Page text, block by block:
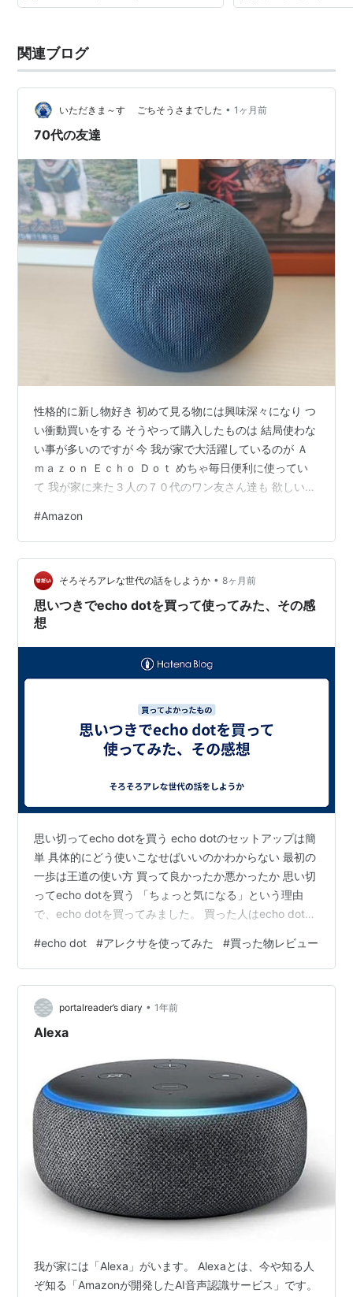
関連ブログ
いただきま～す ごちそうさまでした • 1ヶ月前
70代の友達
性格的に新し物好き 初めて見る物には興味深々になり つ
い衝動買いをする そうやって購入したものは 結局使わな
い事が多いのですが 今 我が家で大活躍しているのが Ａ
ｍａｚｏｎ Ｅｃｈｏ Ｄｏｔ めちゃ毎日便利に使ってい
て 我が家に来た３人の７０代のワン友さん達も 欲しいと
ラックフライデーの 時が一番安く購入できると伝えまし
たが 今欲しいと言う 利害関係なく１００%親切心でお引
き受けし 皆さんの家に行きスマホにアプリを入れIDやパ
スワード等 個人情報を入力していたら、ふと頭をよぎっ
た事が 皆さん年末年始に帰省してくる子供さんがいる そ
の子供さん達…
#Amazon
そろそろアレな世代の話をしようか • 8ヶ月前
思いつきでecho dotを買って使ってみた、その感
想
思い切ってecho dotを買う echo dotのセットアップは簡
単 具体的にどう使いこなせばいいのかわからない 最初の
一歩は王道の使い方 買って良かったか悪かったか 思い切
ってecho dotを買う 「ちょっと気になる」という理由
で、echo dotを買ってみました。 買った人はecho dot、
になります。 echo dotのセットアップは簡単 echo dot
を使うためにはセットアップが必要です。 私はfireタブレ
ットを持っているので、こちらでセットアップしてスキ
ルやアクションを操作できるようにしました。 公式では
スマートフォンでの…
#echo dot #アレクサを使ってみた #買った物レビュー
portalreader’s diary • 1年前
Alexa
我が家には「Alexa」がいます。 Alexaとは、今や知る人
ぞ知る「Amazonが開発したAI音声認識サービス」です。